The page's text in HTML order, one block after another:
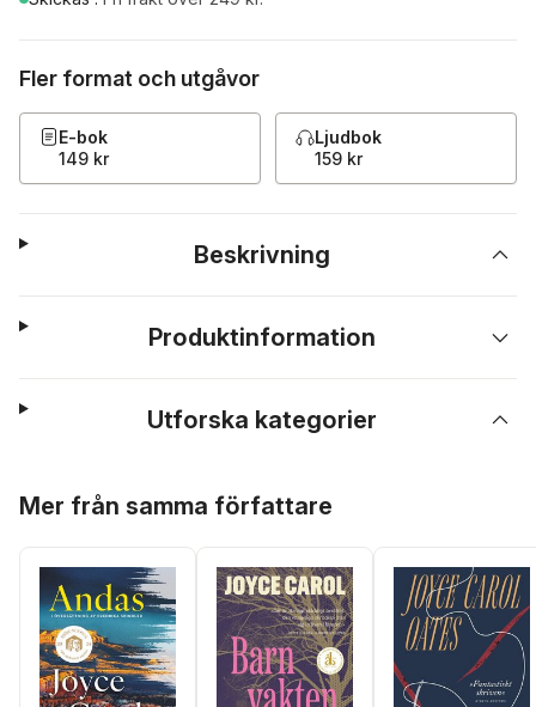
Fler format och utgåvor
E-bok
149 kr
Ljudbok
159 kr
Beskrivning
Produktinformation
Utforska kategorier
Mer från samma författare